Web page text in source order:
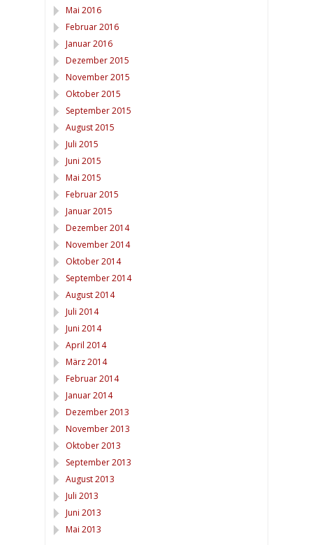
Mai 2016
Februar 2016
Januar 2016
Dezember 2015
November 2015
Oktober 2015
September 2015
August 2015
Juli 2015
Juni 2015
Mai 2015
Februar 2015
Januar 2015
Dezember 2014
November 2014
Oktober 2014
September 2014
August 2014
Juli 2014
Juni 2014
April 2014
März 2014
Februar 2014
Januar 2014
Dezember 2013
November 2013
Oktober 2013
September 2013
August 2013
Juli 2013
Juni 2013
Mai 2013